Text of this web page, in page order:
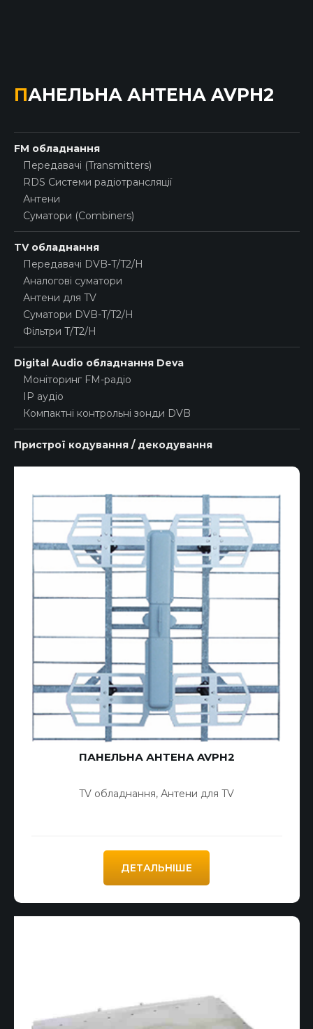
ПАНЕЛЬНА АНТЕНА AVPH2
FM обладнання
Передавачі (Transmitters)
RDS Системи радіотрансляції
Антени
Суматори (Combiners)
TV обладнання
Передавачі DVB-T/T2/H
Аналогові суматори
Антени для TV
Суматори DVB-T/T2/H
Фільтри T/T2/H
Digital Audio обладнання Deva
Моніторинг FM-радіо
IP аудіо
Компактні контрольні зонди DVB
Пристрої кодування / декодування
ПАНЕЛЬНА АНТЕНА AVPH2
TV обладнання, Антени для TV
ДЕТАЛЬНІШЕ